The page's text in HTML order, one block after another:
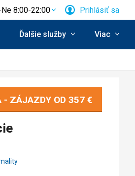
8:00-22:00 Prihlásiť sa
Ďalšie služby Viac
- ZÁJAZDY OD 357 €